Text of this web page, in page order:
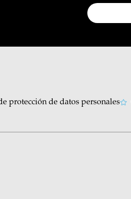
protección de datos personales